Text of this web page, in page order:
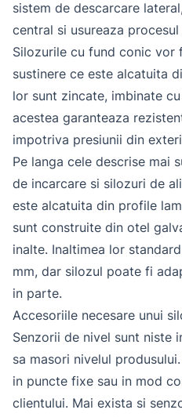
sistem de descarcare
central si usureaza
Silozurile cu fund conic vor
sustinere ce este alcatuita
lor sunt zincate, imbinate
acestea garanteaza
impotriva presiunii din
Pe langa cele descrise mai
de incarcare si silozuri de
este alcatuita din profile
sunt construite din otel
inalte. Inaltimea lor
mm, dar silozul poate fi
in parte.
Accesoriile necesare unui
Senzorii de nivel sunt niste
sa masori nivelul
in puncte fixe sau in mod
clientului. Mai exista si